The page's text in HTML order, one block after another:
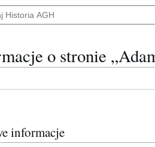
spisu treścio stronie
informacje